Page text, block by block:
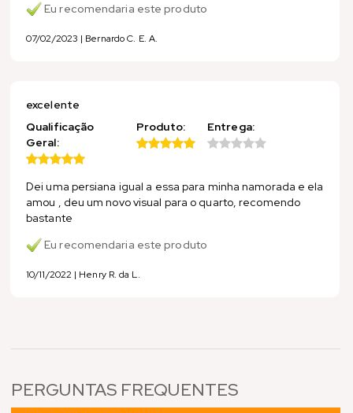
Eu recomendaria este produto
07/02/2023 | Bernardo C. E. A.
excelente
Qualificação
Geral:
Produto: Entrega:
Dei uma persiana igual a essa para minha namorada e ela
amou , deu um novo visual para o quarto, recomendo
bastante
Eu recomendaria este produto
10/11/2022 | Henry R. da L.
PERGUNTAS FREQUENTES